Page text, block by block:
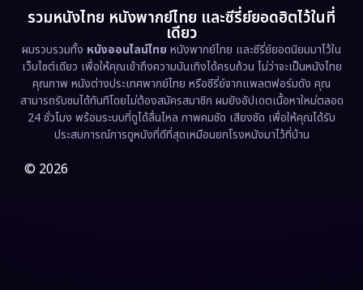
รวมหนังไทย หนังพากย์ไทย และซีรี่ย์ยอดฮิตไว้ในที่
เดียว
ผมรวบรวมทั้ง หนังออนไลน์ไทย หนังพากย์ไทย และซีรี่ย์ยอดนิยมมาไว้ใน
เว็บไซต์เดียว เพื่อให้คุณเข้าถึงความบันเทิงได้ครบถ้วน ไม่ว่าจะเป็นหนังไทย
คุณภาพ หนังต่างประเทศพากย์ไทย หรือซีรี่ย์จากแพลตฟอร์มดัง คุณ
สามารถรับชมได้ทันทีโดยไม่ต้องสมัครสมาชิก ผมยังอัปเดตเนื้อหาใหม่ตลอด
24 ชั่วโมง พร้อมระบบที่ดูได้ลื่นไหล ภาพคมชัด เสียงชัด เพื่อให้คุณได้รับ
ประสบการณ์การดูหนังที่ดีที่สุดเหมือนยกโรงหนังมาไว้ที่บ้าน
© 2026